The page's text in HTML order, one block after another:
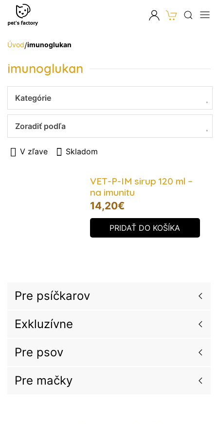
Úvod/imunoglukan
imunoglukan
Kategórie
Zoradiť podľa
V zľave Skladom
VET-P-IM sirup 120 ml –
na imunitu
14,20€
PRIDAŤ DO KOŠÍKA
Pre psíčkarov
Exkluzívne
Pre psov
Pre mačky